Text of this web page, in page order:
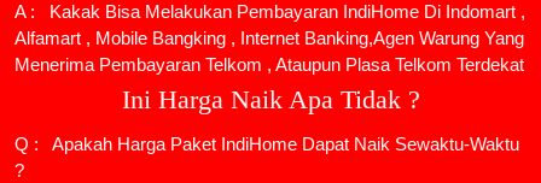
A : Kakak Bisa Melakukan Pembayaran IndiHome Di Indomart ,
Alfamart , Mobile Bangking , Internet Banking,Agen Warung Yang
Menerima Pembayaran Telkom , Ataupun Plasa Telkom Terdekat
Ini Harga Naik Apa Tidak ?
Q : Apakah Harga Paket IndiHome Dapat Naik Sewaktu-Waktu
?